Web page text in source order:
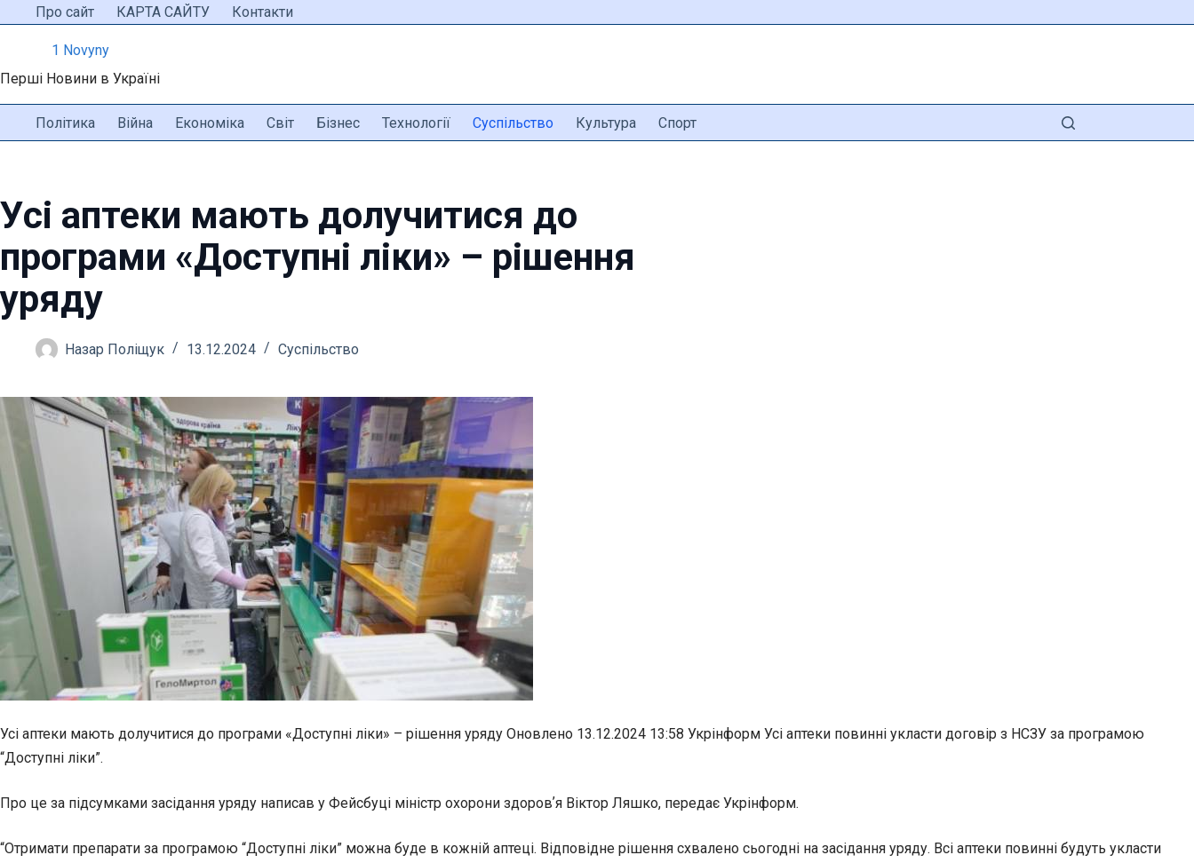
ПерейтиПро сайт КАРТА САЙТУ Контакти
1 Novyny
Перші Новини в Україні
Політика Війна Економіка Світ Бізнес Технології Суспільство Культура Спорт
Усі аптеки мають долучитися до
програми «Доступні ліки» – рішення
уряду
Назар Поліщук 13.12.2024 Суспільство
Усі аптеки мають долучитися до програми «Доступні ліки» – рішення уряду Оновлено 13.12.2024 13:58 Укрінформ Усі аптеки повинні укласти договір з НСЗУ за програмою
“Доступні ліки”.
Про це за підсумками засідання уряду написав у Фейсбуці міністр охорони здоровʼя Віктор Ляшко, передає Укрінформ.
“Отримати препарати за програмою “Доступні ліки” можна буде в кожній аптеці. Відповідне рішення схвалено сьогодні на засідання уряду. Всі аптеки повинні будуть укласти